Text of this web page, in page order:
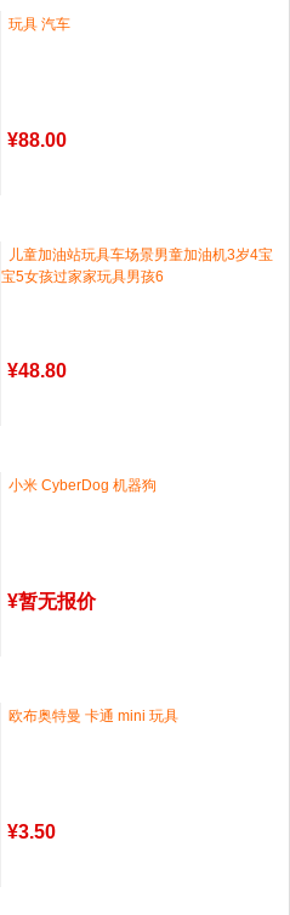
玩具 汽车
¥88.00
儿童加油站玩具车场景男童加油机3岁4宝
宝5女孩过家家玩具男孩6
¥48.80
小米 CyberDog 机器狗
¥暂无报价
欧布奥特曼 卡通 mini 玩具
¥3.50